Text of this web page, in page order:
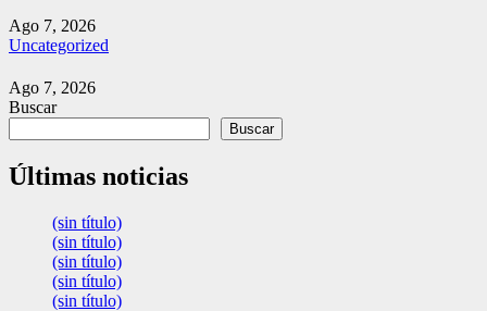
Ago 7, 2026
Uncategorized
Ago 7, 2026
Buscar
Buscar
Últimas noticias
(sin título)
(sin título)
(sin título)
(sin título)
(sin título)